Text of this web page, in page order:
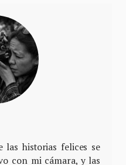
las historias felices se
con mi cámara, y las